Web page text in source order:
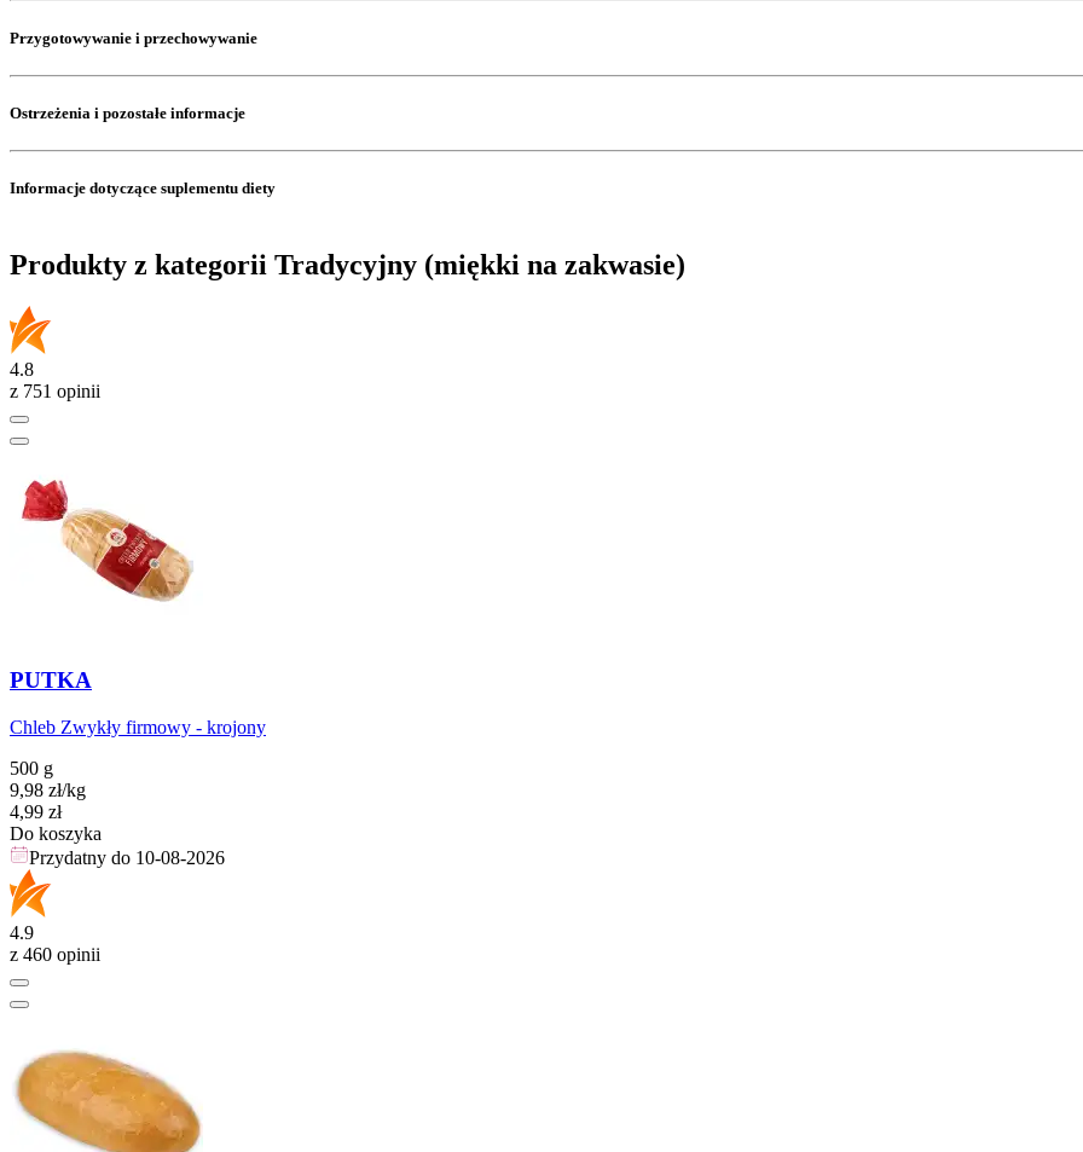
Przygotowywanie i przechowywanie
Ostrzeżenia i pozostałe informacje
Informacje dotyczące suplementu diety
Produkty z kategorii Tradycyjny (miękki na zakwasie)
4.8
z 751 opinii
PUTKA
Chleb Zwykły firmowy - krojony
500 g
9,98 zł/kg
Cena
4,99 zł
Do koszyka
Przydatny do 10-08-2026
4.9
z 460 opinii